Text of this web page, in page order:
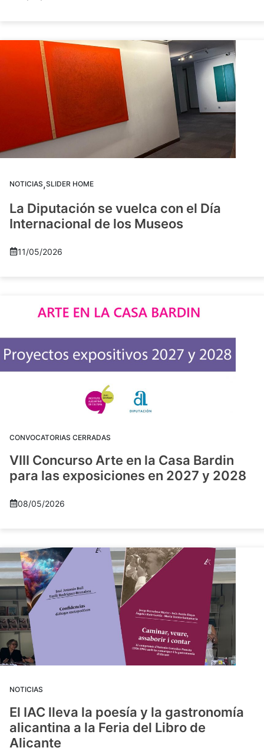
NOTICIAS,SLIDER HOME
La Diputación se vuelca con el Día
Internacional de los Museos
11/05/2026
CONVOCATORIAS CERRADAS
VIII Concurso Arte en la Casa Bardin
para las exposiciones en 2027 y 2028
08/05/2026
NOTICIAS
El IAC lleva la poesía y la gastronomía
alicantina a la Feria del Libro de
Alicante